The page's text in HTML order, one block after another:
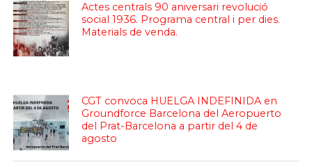
Actes centrals 90 aniversari revolució
social 1936. Programa central i per dies.
Materials de venda.
CGT convoca HUELGA INDEFINIDA en
Groundforce Barcelona del Aeropuerto
del Prat-Barcelona a partir del 4 de
agosto